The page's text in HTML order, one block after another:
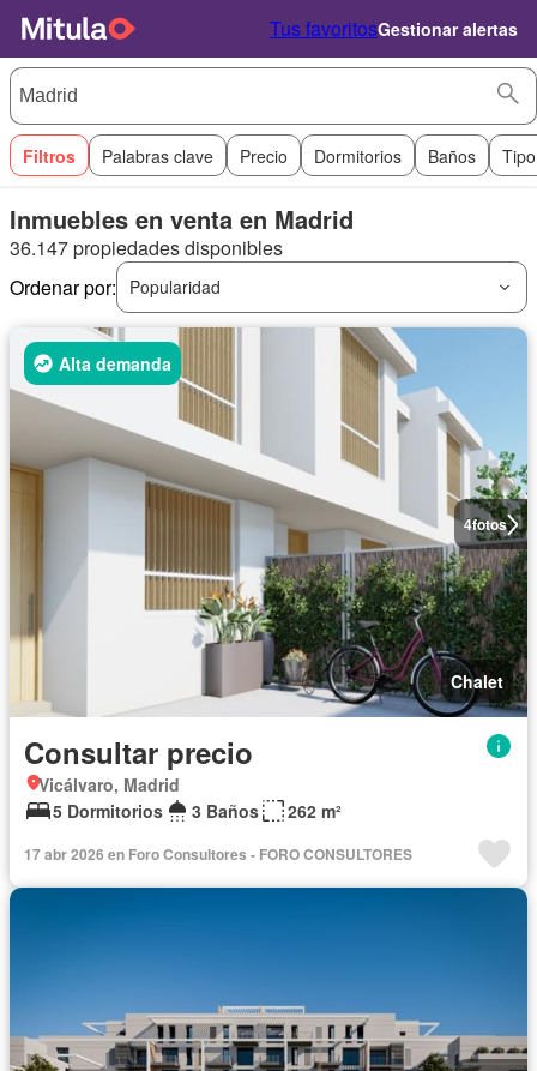
Tus favoritosGestionar alertas
Filtros Palabras clave Precio Dormitorios Baños
Inmuebles en venta en Madrid
36.147 propiedades disponibles
Ordenar por:
Popularidad
4fotos
Alta demanda
Chalet
Consultar precio
Vicálvaro, Madrid
5 Dormitorios
3 Baños 262 m²
17 abr 2026 en Foro Consultores - FORO CONSULTORES